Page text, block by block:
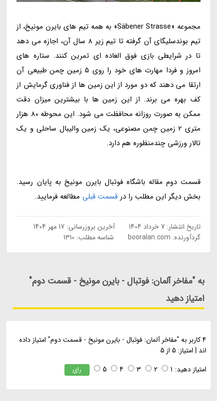
مجموعه «Säbener Strasse» به همه تیم های بایرن مونیخ، از
تیم بوندسلیگای آن گرفته تا تیم زیر 8 سال آن، اجازه می دهد
تا در شرایطی بازی فوق العاده ای تمرین کنند. ستاره های
امروز و فردا مهارت های خود را روی 5 زمین چمن طبیعی آن
ارتقا می دهند که دو مورد از این زمین ها از فناوری گرمایش از
کف بهره می برند. از این زمین ها با بیشترین میزان دقت
ممکن به صورت روزانه محافظت می شود. این محوطه 80 هزار
متری 2 زمین چمن مصنوعی، یک زمین والیبال ساحلی و یک
تالار ورزشی چندمنظوره هم دارد.
قسمت دوم مقاله باشگاه فوتبال بایرن مونیخ به پایان رسید.
بخش دیگر این مطلب را درقسمت قبلی مطالعه فرمایید.
تاریخ انتشار:7 خرداد 1404 آخرین بروزرسانی:17 مهر 1404
گردآورنده: booralan.com شناسه مطلب: 1310
به "مفاخر آلمان: فوتبال - بایرن مونیخ - قسمت دوم"
امتیاز دهید
4کاربر به "مفاخر آلمان: فوتبال - بایرن مونیخ - قسمت دوم" امتیاز داده
اند | امتیاز: 5از 5
امتیاز دهید: 1
2
3
4
5 رای